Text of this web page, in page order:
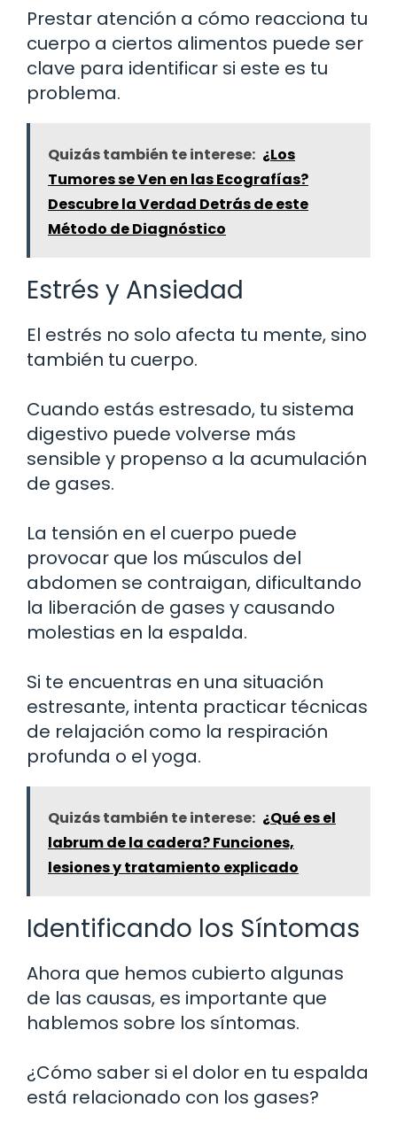
Prestar atención a cómo reacciona tu
cuerpo a ciertos alimentos puede ser
clave para identificar si este es tu
problema.
Quizás también te interese: ¿Los
Tumores se Ven en las Ecografías?
Descubre la Verdad Detrás de este
Método de Diagnóstico
Estrés y Ansiedad
El estrés no solo afecta tu mente, sino
también tu cuerpo.
Cuando estás estresado, tu sistema
digestivo puede volverse más
sensible y propenso a la acumulación
de gases.
La tensión en el cuerpo puede
provocar que los músculos del
abdomen se contraigan, dificultando
la liberación de gases y causando
molestias en la espalda.
Si te encuentras en una situación
estresante, intenta practicar técnicas
de relajación como la respiración
profunda o el yoga.
Quizás también te interese: ¿Qué es el
labrum de la cadera? Funciones,
lesiones y tratamiento explicado
Identificando los Síntomas
Ahora que hemos cubierto algunas
de las causas, es importante que
hablemos sobre los síntomas.
¿Cómo saber si el dolor en tu espalda
está relacionado con los gases?